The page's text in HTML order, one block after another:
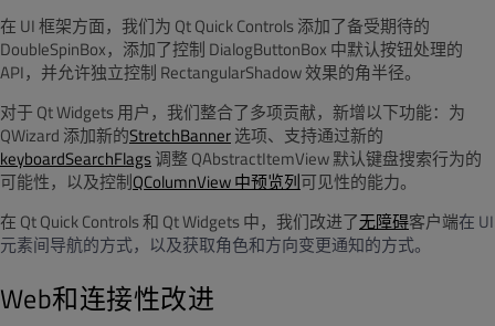
在 UI 框架方面，我们为 Qt Quick Controls 添加了备受期待的
DoubleSpinBox，添加了控制 DialogButtonBox 中默认按钮处理的
API，并允许独立控制 RectangularShadow 效果的角半径。
对于 Qt Widgets 用户， 我们整合了多项贡献，新增以下功能：为
QWizard 添加新的StretchBanner选项、支持通过新的
keyboardSearchFlags调整 QAbstractItemView 默认键盘搜索行为的
可能性，以及控制QColumnView 中预览列可见性的能力。
在 Qt Quick Controls和 Qt Widgets中，我们改进了无障碍客户端在 UI
元素间导航的方式，以及获取角色和方向变更通知的方式。
Web和连接性改进